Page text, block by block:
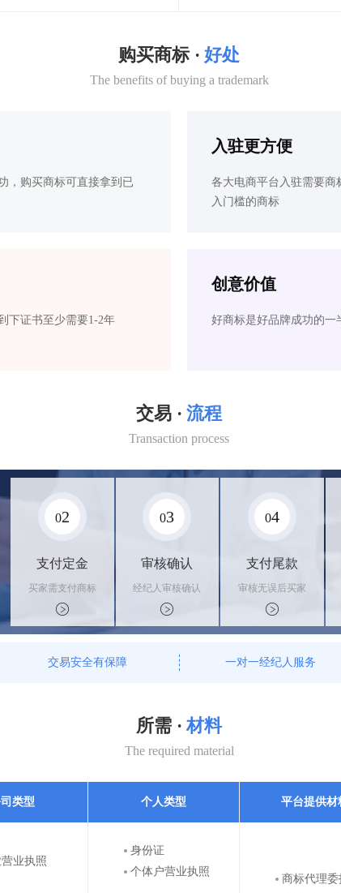
购买商标 · 好处
The benefits of buying a trademark
，购买商标可直接拿到已
入驻更方便
各大电商平台入驻需要商
入门槛的商标
下证书至少需要1-2年
创意价值
好商标是好品牌成功的一
交易 · 流程
Transaction process
02
支付定金
买家需支付商标
标价的100%的
购买订金
03
审核确认
经纪人审核确认
商标状态
04
支付尾款
审核无误后买家
支付尾款，卖家
办理相关手续
交易安全有保障 一对一经纪人服务
所需 · 材料
The required material
类型 个人类型 平台提供材
业执照
身份证
个体户营业执照
商标代理委